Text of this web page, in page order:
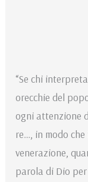
“Se chi
orecchie del
ogni attenzione
re…, in modo
venerazione,
parola di Dio